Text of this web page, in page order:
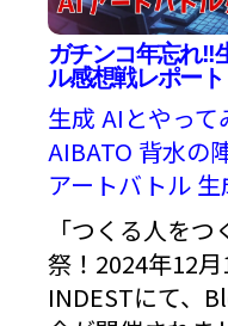
ガチンコ年忘れ!!
ル感想戦レポート
生成 AIとやって
AIBATO 背水の
アートバトル
「つくる人を
祭！2024年12
INDESTにて、